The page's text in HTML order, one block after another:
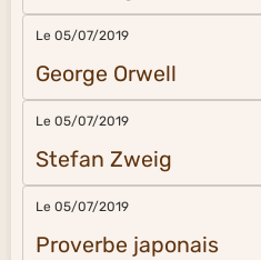
Le 05/07/2019
George Orwell
Le 05/07/2019
Stefan Zweig
Le 05/07/2019
Proverbe japonais